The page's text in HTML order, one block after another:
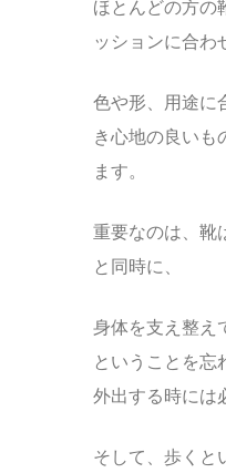
ほとんどの方の
ッションに合わ
色や形、用途に
き心地の良いも
ます。
重要なのは、靴
と同時に、
身体を支え整え
ということを忘
外出する時には
そして、歩くと